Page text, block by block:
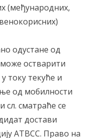
(међународних,
одустaне од
остварити
току текуће и
од мобилности
сл. сматраће се
достави
АТВСС. Право на